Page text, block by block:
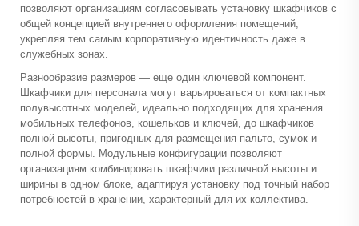
позволяют организациям согласовывать установку шкафчиков с
общей концепцией внутреннего оформления помещений,
укрепляя тем самым корпоративную идентичность даже в
служебных зонах.
Разнообразие размеров — еще один ключевой компонент.
Шкафчики для персонала могут варьироваться от компактных
полувысотных моделей, идеально подходящих для хранения
мобильных телефонов, кошельков и ключей, до шкафчиков
полной высоты, пригодных для размещения пальто, сумок и
полной формы. Модульные конфигурации позволяют
организациям комбинировать шкафчики различной высоты и
ширины в одном блоке, адаптируя установку под точный набор
потребностей в хранении, характерный для их коллектива.